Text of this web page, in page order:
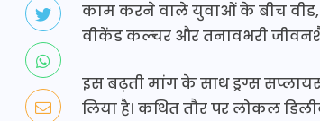
काम करने वाले युवाओं के बीच वीड,
वीकेंड कल्चर और तनावभरी
इस बढ़ती मांग के साथ ड्रग्स
लिया है। कथित तौर पर लोकल